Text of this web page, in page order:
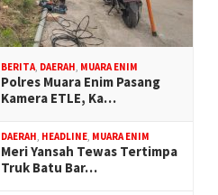
BERITA, DAERAH, MUARA ENIM
Polres Muara Enim Pasang
Kamera ETLE, Ka…
DAERAH, HEADLINE, MUARA ENIM
Meri Yansah Tewas Tertimpa
Truk Batu Bar…